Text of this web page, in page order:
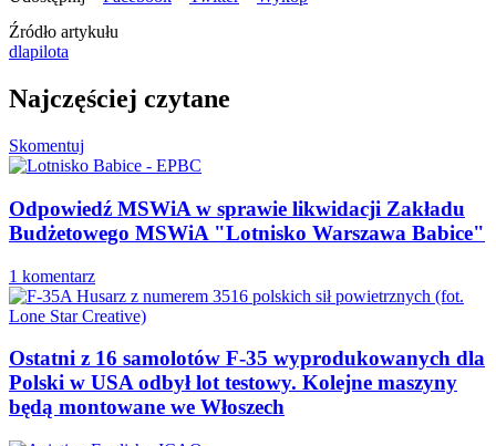
Źródło artykułu
dlapilota
Najczęściej czytane
Skomentuj
Odpowiedź MSWiA w sprawie likwidacji Zakładu
Budżetowego MSWiA "Lotnisko Warszawa Babice"
1 komentarz
Ostatni z 16 samolotów F-35 wyprodukowanych dla
Polski w USA odbył lot testowy. Kolejne maszyny
będą montowane we Włoszech